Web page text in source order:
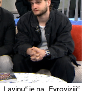
je na „Evroviziji“